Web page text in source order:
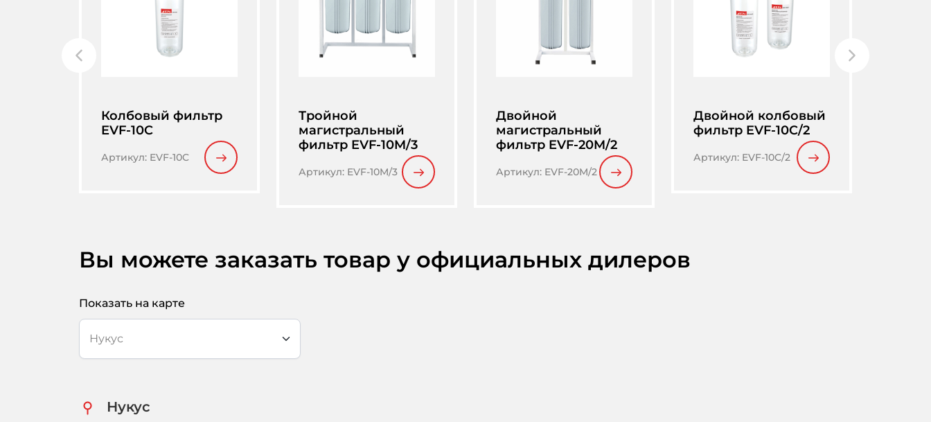
Колбовый фильтр
EVF-10C
Артикул: EVF-10C
Тройной
магистральный
фильтр EVF-10M/3
Артикул: EVF-10M/3
Двойной
магистральный
фильтр EVF-20M/2
Артикул: EVF-20M/2
Двойной колбовый
фильтр EVF-10C/2
Артикул: EVF-10C/2
Вы можете заказать товар у официальных дилеров
Показать на карте
Нукус